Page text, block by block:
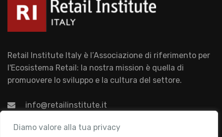
Diamo valore alla tua privacy
Retail Institute Italy è l’Associazione di riferimento per
l'Ecosistema Retail: la nostra mission è quella di
promuovere lo sviluppo e la cultura del settore.
info@retailinstitute.it
Associazione